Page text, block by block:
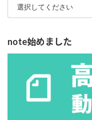
note始めました